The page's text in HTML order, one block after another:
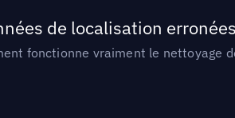
de localisation
fonctionne vraiment le nettoyage